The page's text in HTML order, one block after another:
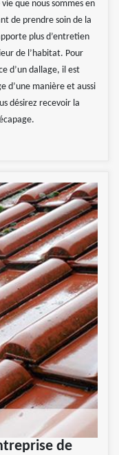
que nous sommes en
de prendre soin de la
plus d’entretien
de l’habitat. Pour
d’un dallage, il est
d’une manière et aussi
désirez recevoir la
de